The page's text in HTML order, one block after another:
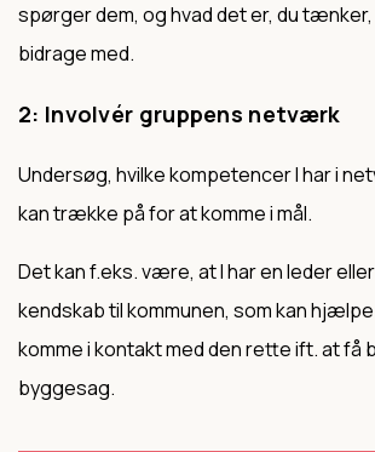
spørger dem, og hvad det er, du tænker,
bidrage med.
2: Involvér gruppens netværk
Undersøg, hvilke kompetencer I har i
kan trække på for at komme i mål.
Det kan f.eks. være, at I har en leder
kendskab til kommunen, som kan
komme i kontakt med den rette ift. at få
byggesag.